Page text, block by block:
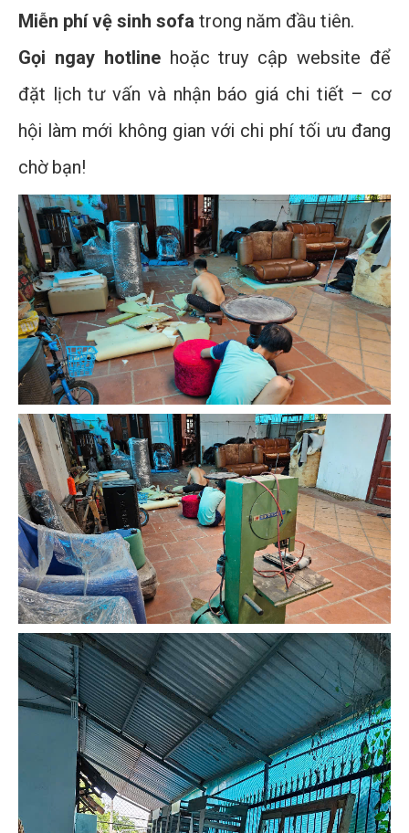
Miễn phí vệ sinh sofa trong năm đầu tiên.
Gọi ngay hotlinehoặc truy cập website để
đặt lịch tư vấn và nhận báo giá chi tiết – cơ
hội làm mới không gian với chi phí tối ưu đang
chờ bạn!